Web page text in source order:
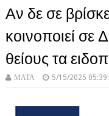
Αν δε σε
κοινοποιεί σε
θείους τα
ΜΑΤΑ 5/15/2025